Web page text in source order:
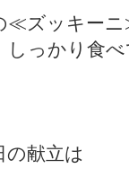
≪ズッキー
しっかり食
の献立は